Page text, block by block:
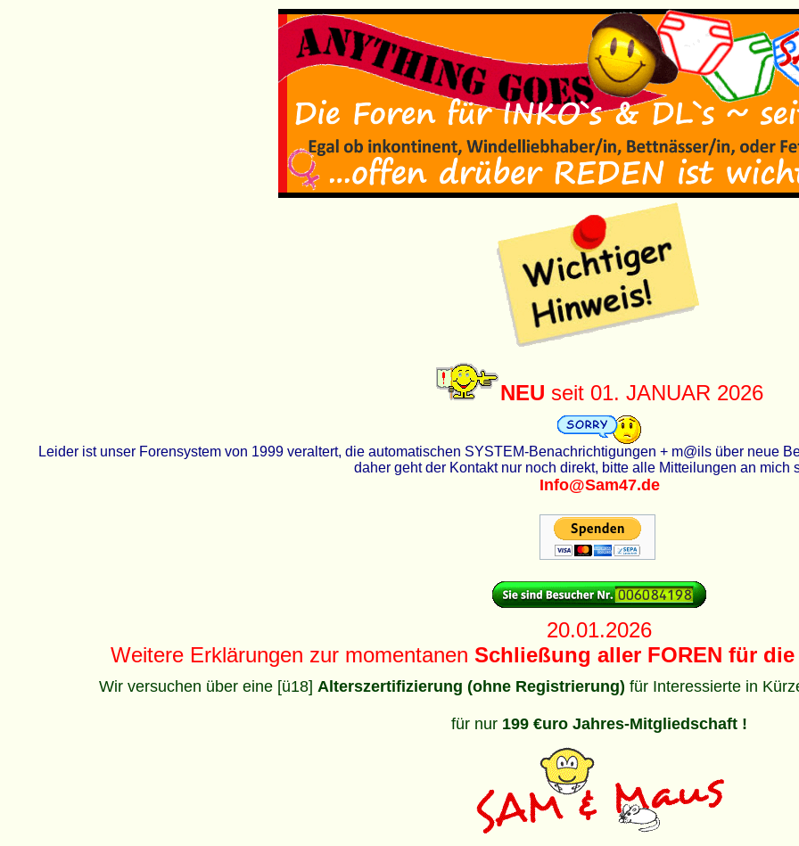
NEU seit 01. JANUAR 2026
Leider ist unser Forensystem von 1999 veraltert, die automatischen SYSTEM-Benachrichtigungen + m@ils über neue
daher geht der Kontakt nur noch direkt, bitte alle Mitteilungen an mich
Info@Sam47.de
20.01.2026
Weitere Erklärungen zur momentanen Schließung aller FOREN für
Wir versuchen über eine [ü18] Alterszertifizierung (ohne Registrierung) für Interessierte in
für nur 199 €uro Jahres-Mitgliedschaft !